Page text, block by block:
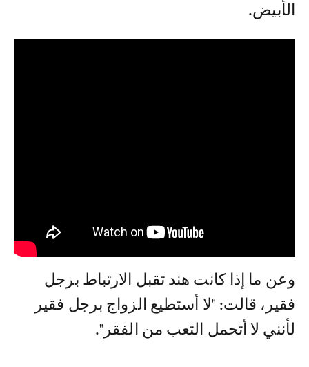
الأبيض.
وعن ما إذا كانت هند تقبل الارتباط برجل
فقير، قالت: "لا أستطيع الزواج برجل فقير
لأنني لا أتحمل التعب من الفقر".